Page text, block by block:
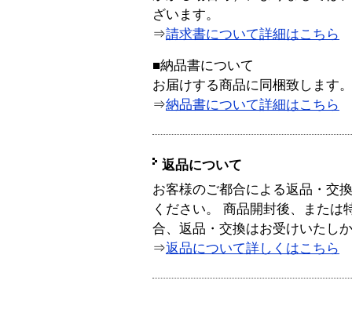
ざいます。
⇒請求書について詳細はこちら
■納品書について
お届けする商品に同梱致します。
⇒納品書について詳細はこちら
返品について
お客様のご都合による返品・交
ください。 商品開封後、または
合、返品・交換はお受けいたし
⇒返品について詳しくはこちら